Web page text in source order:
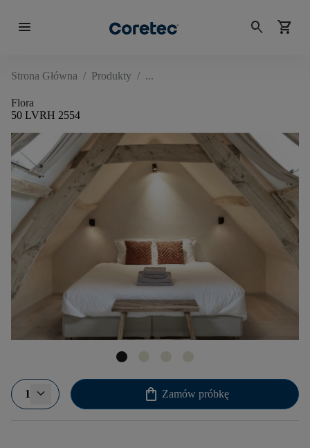
menu search shopping_cart
Strona Główna / Produkty /
Flora
50 LVRH 2554
1 shopping_bag Zamów próbkę